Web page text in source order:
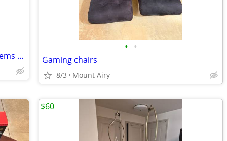
xbox 360/ps1 ps2/ nes/snes games systems and extras for sale/trade
• •
Gaming chairs
8/3 Mount Airy
$60